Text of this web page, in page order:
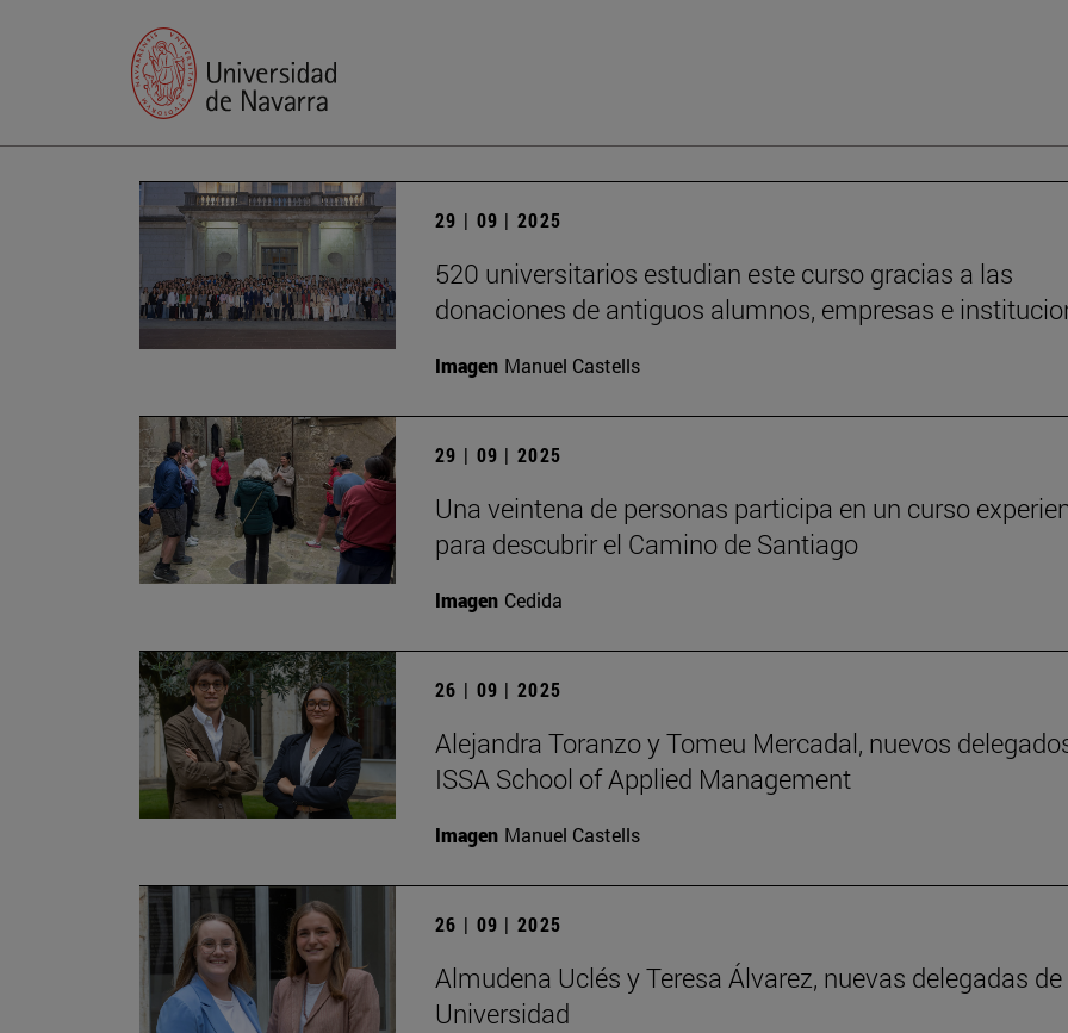
29 | 09 | 2025
520 universitarios estudian este curso gracias a las
donaciones de antiguos alumnos, empresas e
Imagen Manuel Castells
29 | 09 | 2025
Una veintena de personas participa en un curso
para descubrir el Camino de Santiago
Imagen Cedida
26 | 09 | 2025
Alejandra Toranzo y Tomeu Mercadal, nuevos
ISSA School of Applied Management
Imagen Manuel Castells
26 | 09 | 2025
Almudena Uclés y Teresa Álvarez, nuevas delegadas de
Universidad